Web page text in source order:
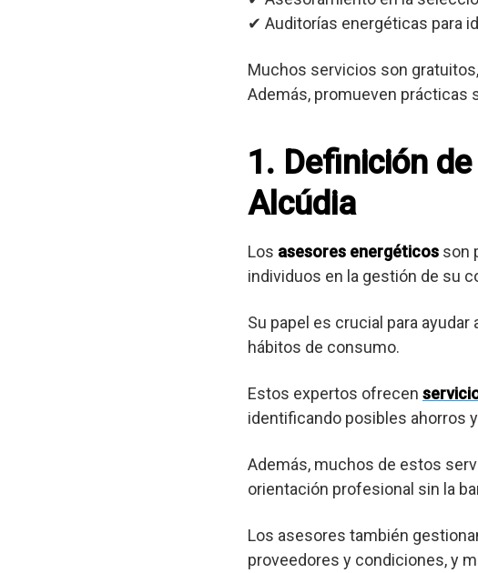
✔ Auditorías energéticas para
Muchos servicios son
Además, promueven prácticas
1. Definición
Alcúdia
Los asesores energéticos son
individuos en la gestión de su
Su papel es crucial para
hábitos de consumo.
Estos expertos ofrecen
identificando posibles ahorros
Además, muchos de estos
orientación profesional sin la
Los asesores también
proveedores y condiciones, y